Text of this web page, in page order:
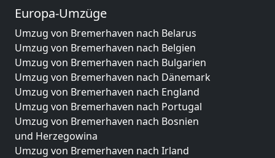
Europa-Umzüge
Umzug von Bremerhaven nach Belarus
Umzug von Bremerhaven nach Belgien
Umzug von Bremerhaven nach Bulgarien
Umzug von Bremerhaven nach Dänemark
Umzug von Bremerhaven nach England
Umzug von Bremerhaven nach Portugal
Umzug von Bremerhaven nach Bosnien
und Herzegowina
Umzug von Bremerhaven nach Irland